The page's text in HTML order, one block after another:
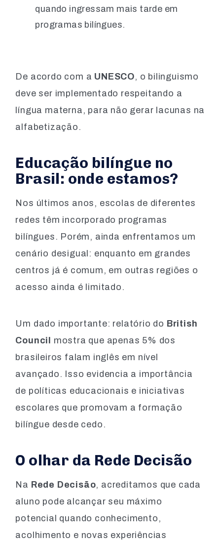
quando ingressam mais tarde em
programas bilíngues.
De acordo com a UNESCO, o bilinguismo
deve ser implementado respeitando a
língua materna, para não gerar lacunas na
alfabetização.
Educação bilíngue no
Brasil: onde estamos?
Nos últimos anos, escolas de diferentes
redes têm incorporado programas
bilíngues. Porém, ainda enfrentamos um
cenário desigual: enquanto em grandes
centros já é comum, em outras regiões o
acesso ainda é limitado.
Um dado importante: relatório do British
Council
mostra que apenas 5% dos
brasileiros falam inglês em nível
avançado. Isso evidencia a importância
de políticas educacionais e iniciativas
escolares que promovam a formação
bilíngue desde cedo.
O olhar da Rede Decisão
Na Rede Decisão, acreditamos que cada
aluno pode alcançar seu máximo
potencial quando conhecimento,
acolhimento e novas experiências